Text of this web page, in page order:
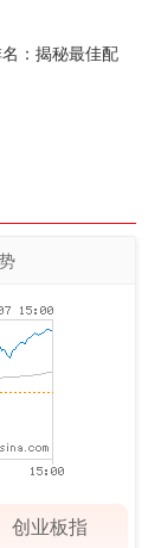
：揭秘最佳配
创业板指